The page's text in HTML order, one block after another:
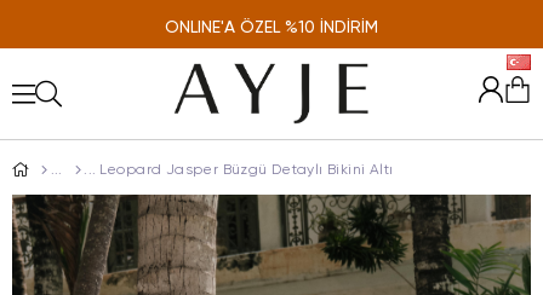
ONLINE'A ÖZEL %10 İNDİRİM
Leopard Jasper Büzgü Detaylı Bikini Altı